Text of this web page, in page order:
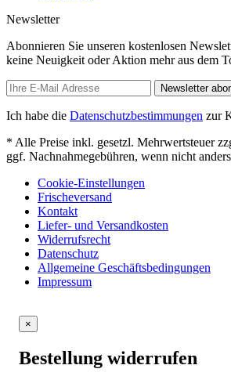
Newsletter
Abonnieren Sie unseren kostenlosen
keine Neuigkeit oder Aktion mehr aus dem
Newsletter
Ich habe die Datenschutzbestimmungen zur
* Alle Preise inkl. gesetzl. Mehrwertsteuer
ggf. Nachnahmegebühren, wenn nicht
Cookie-Einstellungen
Frischeversand
Kontakt
Liefer- und Versandkosten
Widerrufsrecht
Datenschutz
Allgemeine Geschäftsbedingungen
Impressum
×
Bestellung widerrufen